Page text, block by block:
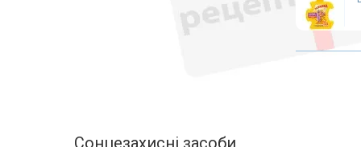
Аксесуари для інвалідних
колясокGmbH Co.KG (4)
Сонцезахисні засоби